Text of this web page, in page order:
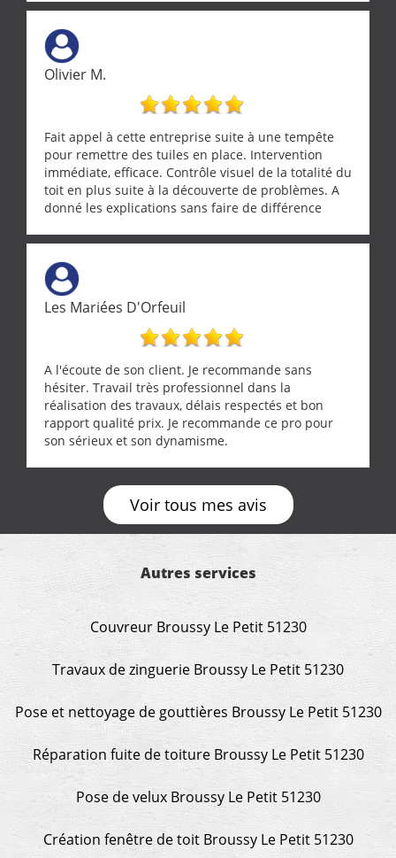
récupérateur d'eau, tout a été parfaitement mis en
œuvre sans besoin d'y revenir. confiance assurée.
Olivier M.
Fait appel à cette entreprise suite à une tempête
pour remettre des tuiles en place. Intervention
immédiate, efficace. Contrôle visuel de la totalité du
toit en plus suite à la découverte de problèmes. A
donné les explications sans faire de différence
Les Mariées D'Orfeuil
A l'écoute de son client. Je recommande sans
hésiter. Travail très professionnel dans la
réalisation des travaux, délais respectés et bon
rapport qualité prix. Je recommande ce pro pour
son sérieux et son dynamisme.
Voir tous mes avis
Autres services
Couvreur Broussy Le Petit 51230
Travaux de zinguerie Broussy Le Petit 51230
Pose et nettoyage de gouttières Broussy Le Petit 51230
Réparation fuite de toiture Broussy Le Petit 51230
Pose de velux Broussy Le Petit 51230
Création fenêtre de toit Broussy Le Petit 51230